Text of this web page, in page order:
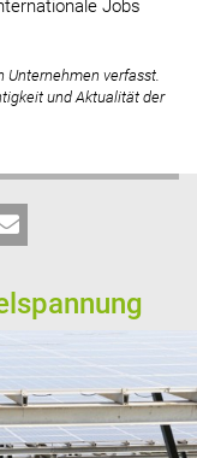
Jobs
Unternehmen verfasst.
und Aktualität der